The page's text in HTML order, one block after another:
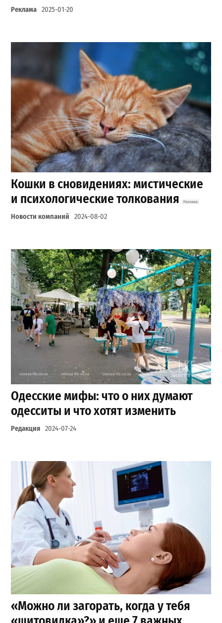
Реклама 2025-01-20
Кошки в сновидениях: мистические
и психологические толкования
Новости компаний 2024-08-02
Одесские мифы: что о них думают
одесситы и что хотят изменить
Редакция 2024-07-24
«Можно ли загорать, когда у тебя